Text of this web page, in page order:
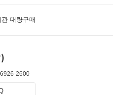
관 대량구매
2600